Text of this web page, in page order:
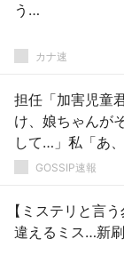
う…
カナ速
担任「加害児童
け、娘ちゃんが
して…」私「あ
た」GOSSIP速報
【ミステリと言
違えるミス…新